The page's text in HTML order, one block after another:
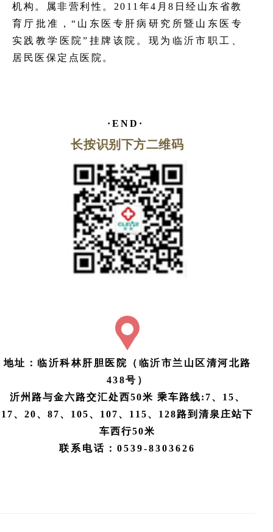
机构。属非营利性。2011年4月8日经山东省教
育厅批准，“山东医专肝病研究所暨山东医专
实践教学医院”挂牌该院。现为临沂市职工、
居民医保定点医院。
·END·
长按识别下方二维码
地址：临沂科林肝胆医院（临沂市兰山区清河北路
438号）
沂州路与金六路交汇处西50米 乘车路线:7、15、
17、20、87、105、107、115、128路到清泉庄站下
车西行50米
联系电话：0539-8303626